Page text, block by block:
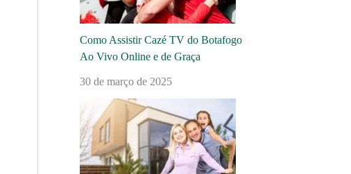
Como Assistir Cazé TV do Botafogo
Ao Vivo Online e de Graça
30 de março de 2025